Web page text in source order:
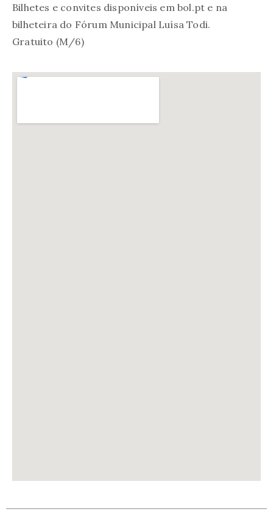
Bilhetes e convites disponíveis em bol.pt e na
bilheteira do Fórum Municipal Luísa Todi.
Gratuito (M/6)